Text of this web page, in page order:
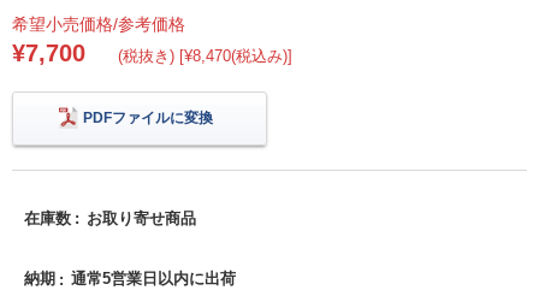
希望小売価格/参考価格
¥7,700 (税抜き) [¥8,470(税込み)]
PDFファイルに変換
在庫数 お取り寄せ商品
納期 通常5営業日以内に出荷